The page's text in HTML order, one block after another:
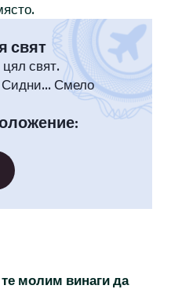
свят
свят.
Смело
:
молим винаги да